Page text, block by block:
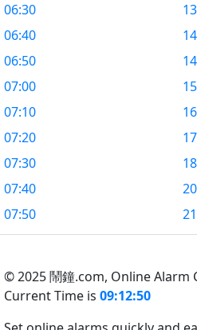
06:30
06:40
06:50
07:00
07:10
07:20
07:30
07:40
07:50
© 2025 鬧鐘.com, Online Alarm
Current Time is 09:12:50